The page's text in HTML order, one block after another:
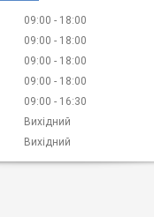
09:00
18:00
09:00
18:00
09:00
18:00
09:00
18:00
09:00
16:30
Вихідний
Вихідний